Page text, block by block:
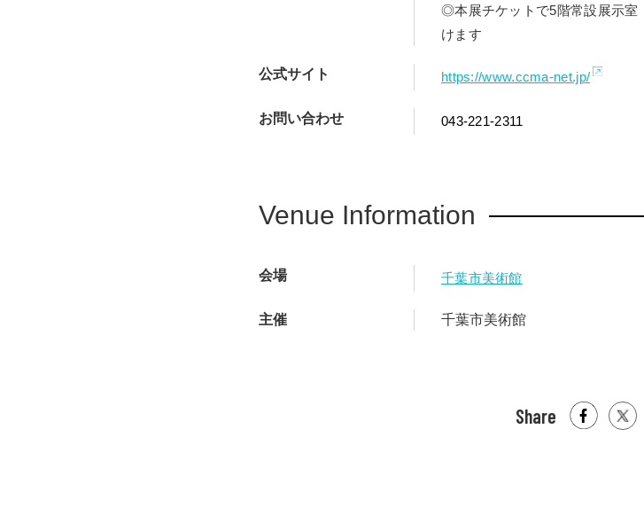
◎本展チケットで5階常設展示室
けます
公式サイト https://www.ccma-net.jp/
お問い合わせ 043-221-2311
Venue Information
会場 千葉市美術館
主催 千葉市美術館
Share